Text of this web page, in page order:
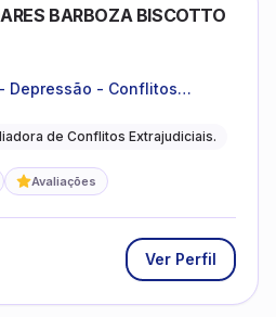
BARBOZA BISCOTTO
Depressão - Conflitos
- Autoestima -
de Conflitos Extrajudiciais.
Avaliações
Ver Perfil